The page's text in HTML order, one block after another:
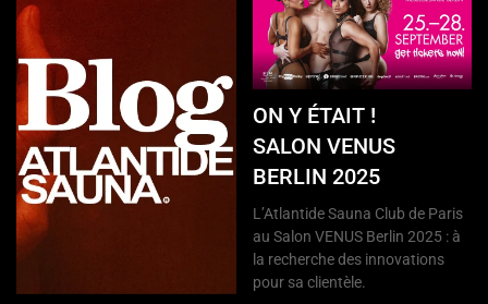
ON Y ÉTAIT !
SALON VENUS
BERLIN 2025
L’Atlantide Sauna Club de Paris
au Salon VENUS Berlin 2025 : à
la recherche des innovations
pour sa clientèle.